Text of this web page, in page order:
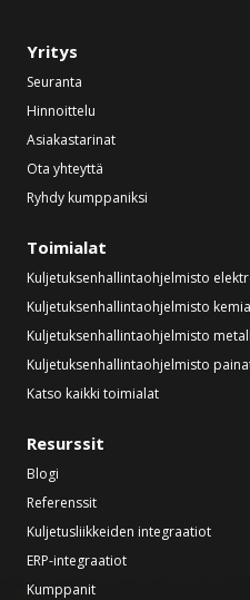
Yritys
Seuranta
Hinnoittelu
Asiakastarinat
Ota yhteyttä
Ryhdy kumppaniksi
Toimialat
Kuljetuksenhallintaohjelmisto
Kuljetuksenhallintaohjelmisto
Kuljetuksenhallintaohjelmisto
Kuljetuksenhallintaohjelmisto
Katso kaikki toimialat
Resurssit
Blogi
Referenssit
Kuljetusliikkeiden integraatiot
ERP-integraatiot
Kumppanit